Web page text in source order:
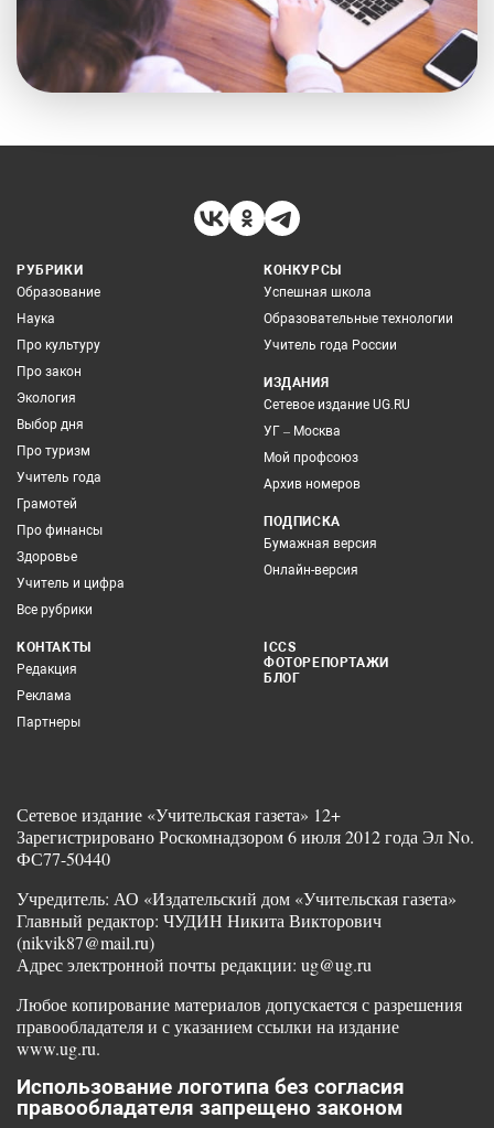
РУБРИКИ
Образование
Наука
Про культуру
Про закон
Экология
Выбор дня
Про туризм
Учитель года
Грамотей
Про финансы
Здоровье
Учитель и цифра
Все рубрики
КОНКУРСЫ
Успешная школа
Образовательные технологии
Учитель года России
ИЗДАНИЯ
Сетевое издание UG.RU
УГ – Москва
Мой профсоюз
Архив номеров
ПОДПИСКА
Бумажная версия
Онлайн-версия
КОНТАКТЫ
Редакция
Реклама
Партнеры
ICCS
ФОТОРЕПОРТАЖИ
БЛОГ
Сетевое издание «Учительская газета» 12+
Зарегистрировано Роскомнадзором 6 июля 2012 года Эл No.
ФС77-50440
Учредитель: АО «Издательский дом «Учительская газета»
Главный редактор: ЧУДИН Никита Викторович
(nikvik87@mail.ru)
Адрес электронной почты редакции: ug@ug.ru
Любое копирование материалов допускается с разрешения
правообладателя и с указанием ссылки на издание
www.ug.ru.
Использование логотипа без согласия
правообладателя запрещено законом